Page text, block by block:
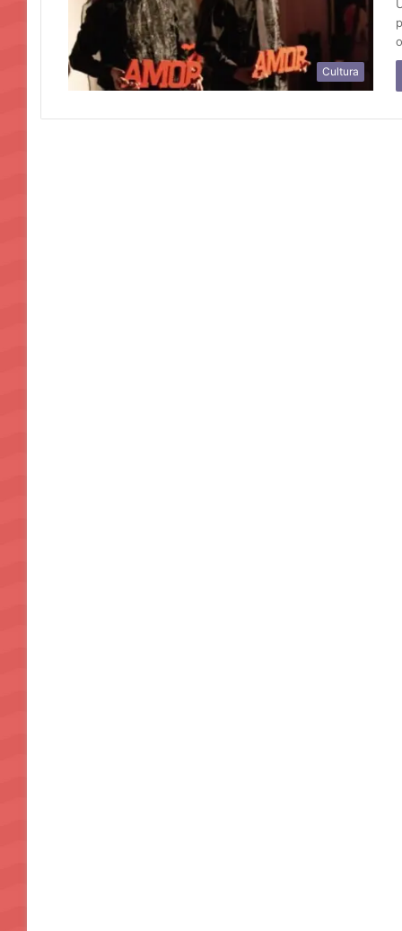
Cultura